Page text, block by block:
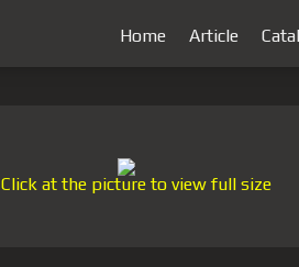
Home Article
Click at the picture to view full size